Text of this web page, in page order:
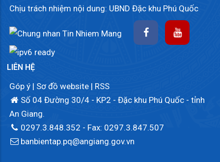
Chịu trách nhiệm nội dung: UBND Đặc khu Phú Quốc
LIÊN HỆ
Góp ý | Sơ đồ website | RSS
Số 04 Đường 30/4 - KP2 - Đặc khu Phú Quốc - tỉnh
An Giang.
0297.3.848.352 - Fax: 0297.3.847.507
banbientap.pq@angiang.gov.vn